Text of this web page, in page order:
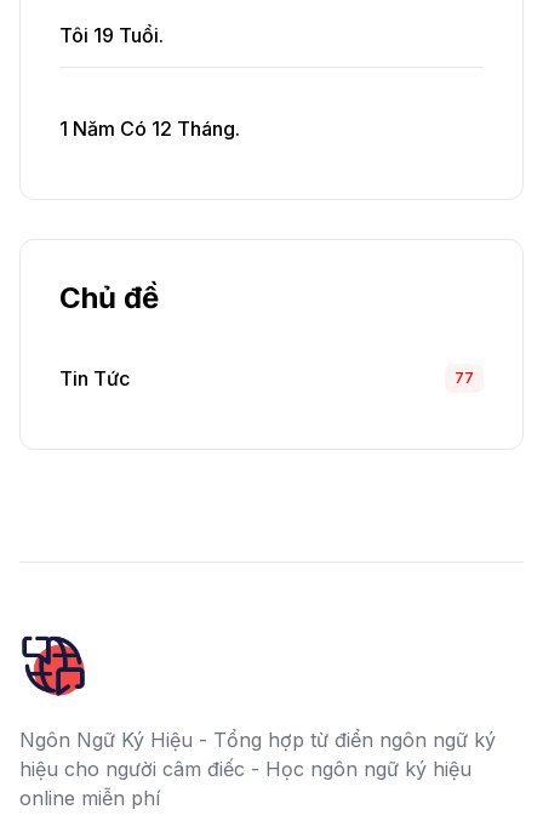
Tôi 19 Tuổi.
1 Năm Có 12 Tháng.
Chủ đề
Tin Tức 77
Ngôn Ngữ Ký Hiệu - Tổng hợp từ điển ngôn ngữ ký
hiệu cho người câm điếc - Học ngôn ngữ ký hiệu
online miễn phí